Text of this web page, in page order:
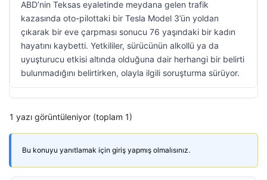
ABD’nin Teksas eyaletinde meydana gelen trafik
kazasında oto-pilottaki bir Tesla Model 3’ün yoldan
çıkarak bir eve çarpması sonucu 76 yaşındaki bir kadın
hayatını kaybetti. Yetkililer, sürücünün alkollü ya da
uyuşturucu etkisi altında olduğuna dair herhangi bir belirti
bulunmadığını belirtirken, olayla ilgili soruşturma sürüyor.
1 yazı görüntüleniyor (toplam 1)
Bu konuyu yanıtlamak için giriş yapmış olmalısınız.